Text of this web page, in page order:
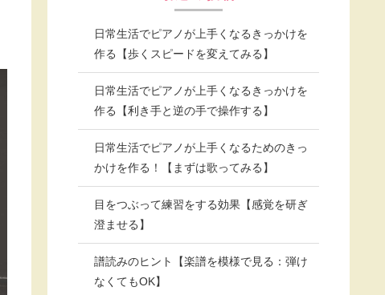
日常生活でピアノが上手くなるきっかけを
作る【歩くスピードを変えてみる】
日常生活でピアノが上手くなるきっかけを
作る【利き手と逆の手で操作する】
日常生活でピアノが上手くなるためのきっ
かけを作る！【まずは歌ってみる】
目をつぶって練習をする効果【感覚を研ぎ
澄ませる】
譜読みのヒント【楽譜を模様で見る：弾け
なくてもOK】